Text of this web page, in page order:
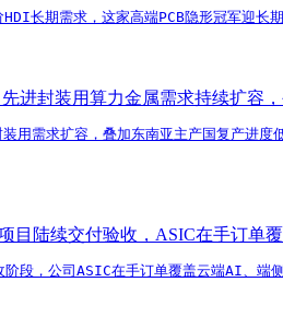
长期需求，这家高端PCB隐形冠军迎
先进封装用算力金属需求持续扩
用需求扩容，叠加东南亚主产国复产进
目陆续交付验收，ASIC在手订单
段，公司ASIC在手订单覆盖云端AI、端